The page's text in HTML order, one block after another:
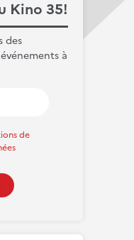
Kino 35!
des
à
de